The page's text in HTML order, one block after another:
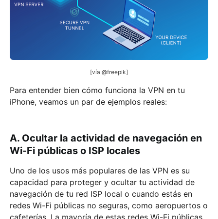
[vía @freepik]
Para entender bien cómo funciona la VPN en tu
iPhone, veamos un par de ejemplos reales:
A. Ocultar la actividad de navegación en
Wi-Fi públicas o ISP locales
Uno de los usos más populares de las VPN es su
capacidad para proteger y ocultar tu actividad de
navegación de tu red ISP local o cuando estás en
redes Wi-Fi públicas no seguras, como aeropuertos o
cafeterías. La mayoría de estas redes Wi-Fi públicas